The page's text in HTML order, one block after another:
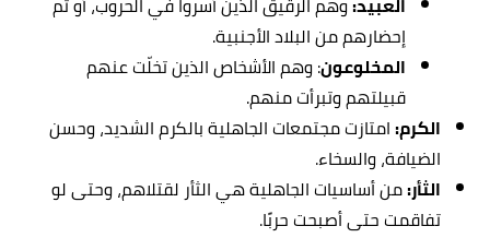
إحضارهم من البلاد الأجنبية.
المخلوعون: وهم الأشخاص الذين تخلّت عنهم
قبيلتهم وتبرأت منهم.
الكرم:امتازت مجتمعات الجاهلية بالكرم الشديد، وحسن
الضيافة، والسخاء.
الثأر:من أساسيات الجاهلية هي الثأر لقتلاهم، وحتى لو
تفاقمت حتى أصبحت حربًا.